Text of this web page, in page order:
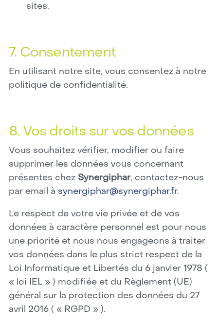
sites.
7. Consentement
En utilisant notre site, vous consentez à notre
politique de confidentialité.
8. Vos droits sur vos données
Vous souhaitez vérifier, modifier ou faire
supprimer les données vous concernant
présentes chez Synergiphar, contactez-nous
par email à synergiphar@synergiphar.fr.
Le respect de votre vie privée et de vos
données à caractère personnel est pour nous
une priorité et nous nous engageons à traiter
vos données dans le plus strict respect de la
Loi Informatique et Libertés du 6 janvier 1978 (
« loi IEL » ) modifiée et du Règlement (UE)
général sur la protection des données du 27
avril 2016 ( « RGPD » ).